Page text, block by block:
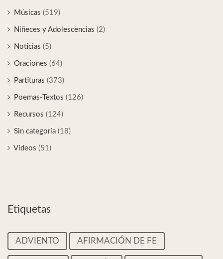
Músicas (519)
Niñeces y Adolescencias (2)
Noticias (5)
Oraciones (64)
Partituras (373)
Poemas-Textos (126)
Recursos (124)
Sin categoría (18)
Videos (51)
Etiquetas
ADVIENTO AFIRMACIÓN DE FE